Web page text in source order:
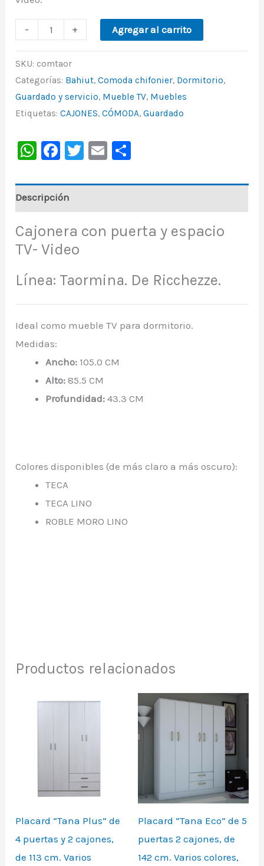
- + Agregar al carrito
SKU: comtaor
Categorías: Bahiut,Comoda chifonier, Dormitorio,
Guardado y servicio, Mueble TV, Muebles
Etiquetas:CAJONES,CÓMODA,Guardado
WhatsApp
Facebook
Twitter
Email
Descripción
Cajonera con puerta y espacio
TV- Video
Línea: Taormina. De Ricchezze.
Ideal como mueble TV para dormitorio.
Medidas:
Ancho: 105.0 CM
Alto: 85.5 CM
Profundidad: 43.3 CM
Colores disponibles (de más claro a más oscuro):
TECA
TECA LINO
ROBLE MORO LINO
Productos relacionados
Placard “Tana Plus” de
4 puertas y 2 cajones,
de 113 cm. Varios
Placard “Tana Eco” de 5
puertas 2 cajones, de
142 cm. Varios colores,